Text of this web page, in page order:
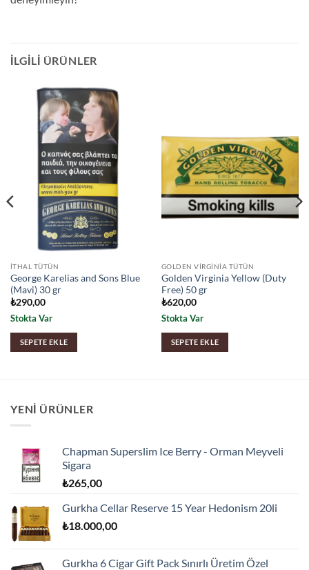
İLGILI ÜRÜNLER
İTHAL TÜTÜN
George Karelias and Sons Blue
(Mavi) 30 gr
₺290,00
Stokta Var
SEPETE EKLE
GOLDEN VIRGINIA TÜTÜN
Golden Virginia Yellow (Duty
Free) 50 gr
₺620,00
Stokta Var
SEPETE EKLE
YENI ÜRÜNLER
Chapman Superslim Ice Berry - Orman Meyveli
Sigara
₺265,00
Gurkha Cellar Reserve 15 Year Hedonism 20li
₺18.000,00
Gurkha 6 Cigar Gift Pack Sınırlı Üretim Özel